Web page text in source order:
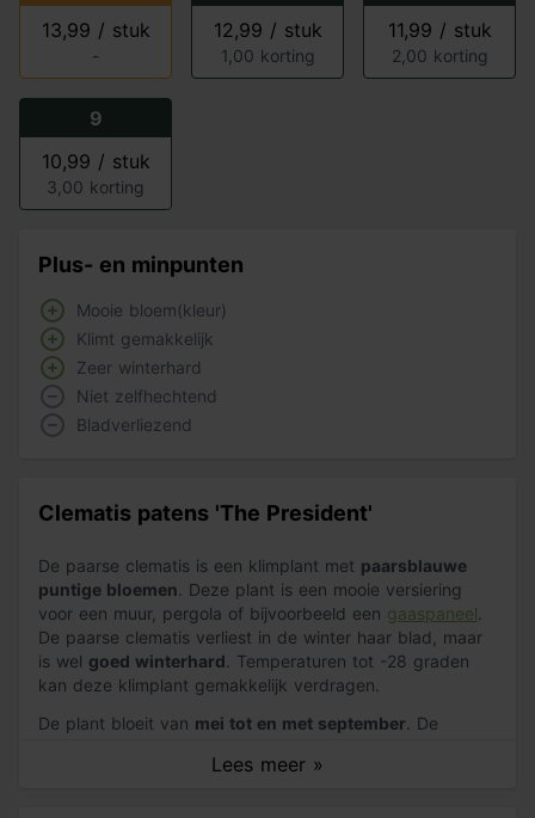
13,99 / stuk
-
12,99 / stuk
1,00 korting
11,99 / stuk
2,00 korting
9
10,99 / stuk
3,00 korting
Plus- en minpunten
Mooie bloem(kleur)
Klimt gemakkelijk
Zeer winterhard
Niet zelfhechtend
Bladverliezend
Clematis patens 'The President'
De paarse clematis is een klimplant met paarsblauwe
puntige bloemen . Deze plant is een mooie versiering
voor een muur, pergola of bijvoorbeeld een gaaspaneel
De paarse clematis verliest in de winter haar blad, maar
is wel goed winterhard . Temperaturen tot -28 graden
kan deze klimplant gemakkelijk verdragen.
Lees meer »
De plant bloeit van mei tot en met september . De
maximale hoogte van deze klimplant is ongeveer